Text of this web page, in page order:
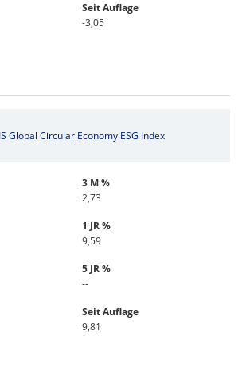
Seit Auflage
-3,05
Global Circular Economy ESG Index
3 M %
2,73
1 JR %
9,59
5 JR %
--
Seit Auflage
9,81